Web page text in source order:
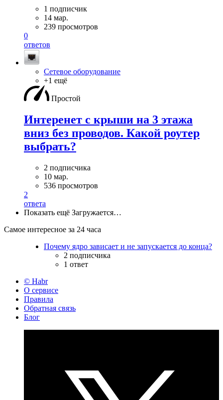
1 подписчик
14 мар.
239 просмотров
0
ответов
Сетевое оборудование
+1 ещё
Простой
Интеренет с крыши на 3 этажа
вниз без проводов. Какой роутер
выбрать?
2 подписчика
10 мар.
536 просмотров
2
ответа
Показать ещё Загружается…
Самое интересное за 24 часа
Почему ядро зависает и не запускается до конца?
2 подписчика
1 ответ
© Habr
О сервисе
Правила
Обратная связь
Блог